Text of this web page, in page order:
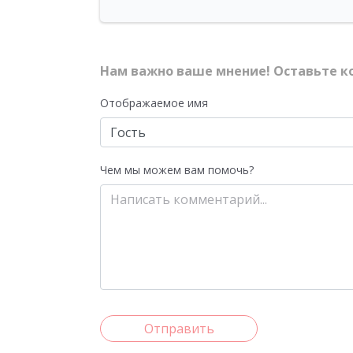
Нам важно ваше мнение! Оставьте
Отображаемое имя
Чем мы можем вам помочь?
Отправить